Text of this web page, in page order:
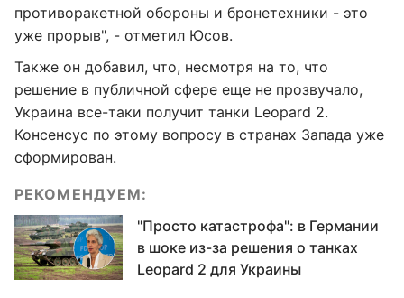
противоракетной обороны и бронетехники - это
уже прорыв", - отметил Юсов.
Также он добавил, что, несмотря на то, что
решение в публичной сфере еще не прозвучало,
Украина все-таки получит танки Leopard 2.
Консенсус по этому вопросу в странах Запада уже
сформирован.
РЕКОМЕНДУЕМ:
"Просто катастрофа": в Германии
в шоке из-за решения о танках
Leopard 2 для Украины